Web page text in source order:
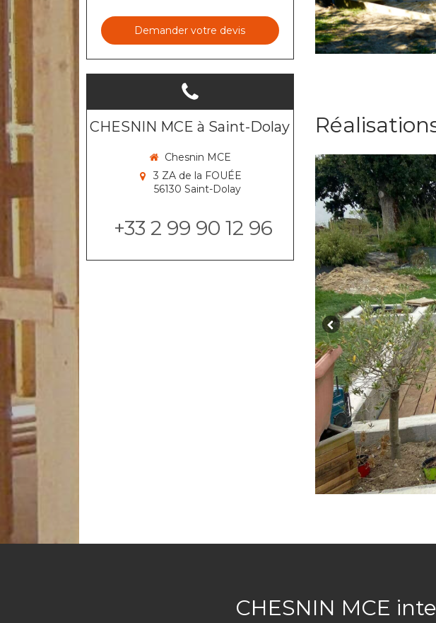
Demander votre devis
CHESNIN MCE à Saint-Dolay
Chesnin MCE
3 ZA de la FOUÉE
56130 Saint-Dolay
+33 2 99 90 12 96
CHESNIN MCE